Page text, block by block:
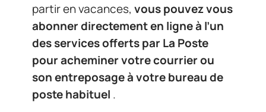
partir en vacances, vous pouvez vous
abonner directement en ligne à l’un
des services offerts par La Poste
pour acheminer votre courrier ou
son entreposage à votre bureau de
poste habituel .